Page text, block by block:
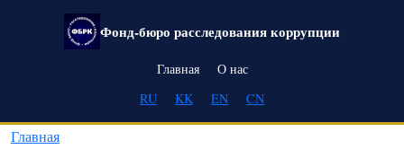
Перейти к основному содержанию
Фонд-бюро расследования коррупции
Main navigation
Главная
О нас
RU
KK EN CN
Главная